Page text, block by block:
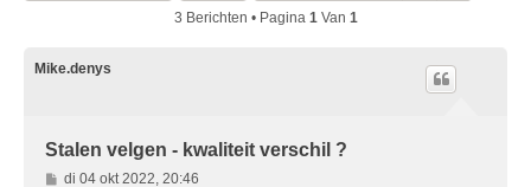
3 Berichten • Pagina 1Van 1
Mike.denys
Stalen velgen - kwaliteit verschil ?
Bdi 04 okt 2022, 20:46